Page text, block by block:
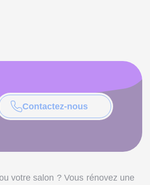
Contactez-nous
votre salon ? Vous rénovez une